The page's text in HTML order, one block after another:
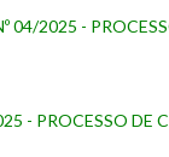
04/2025 -
- PROCESSO DE